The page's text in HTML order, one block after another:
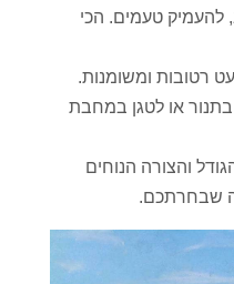
להעמיק טעמים. הכי
רטובות ומשומנות.
או לטגן במחבת
והצורה הנוחים
שבחרתכם.